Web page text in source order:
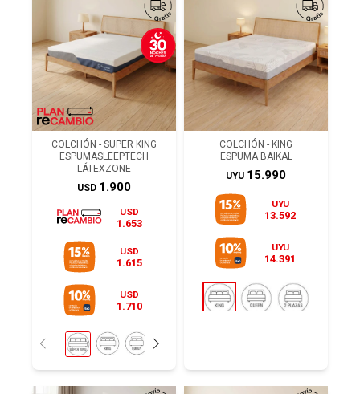
COLCHÓN - SUPER KING
ESPUMASLEEPTECH
LÁTEXZONE
USD 1.900
USD
1.653
USD
1.615
USD
1.710
COLCHÓN - KING
ESPUMA BAIKAL
UYU 15.990
UYU
13.592
UYU
14.391